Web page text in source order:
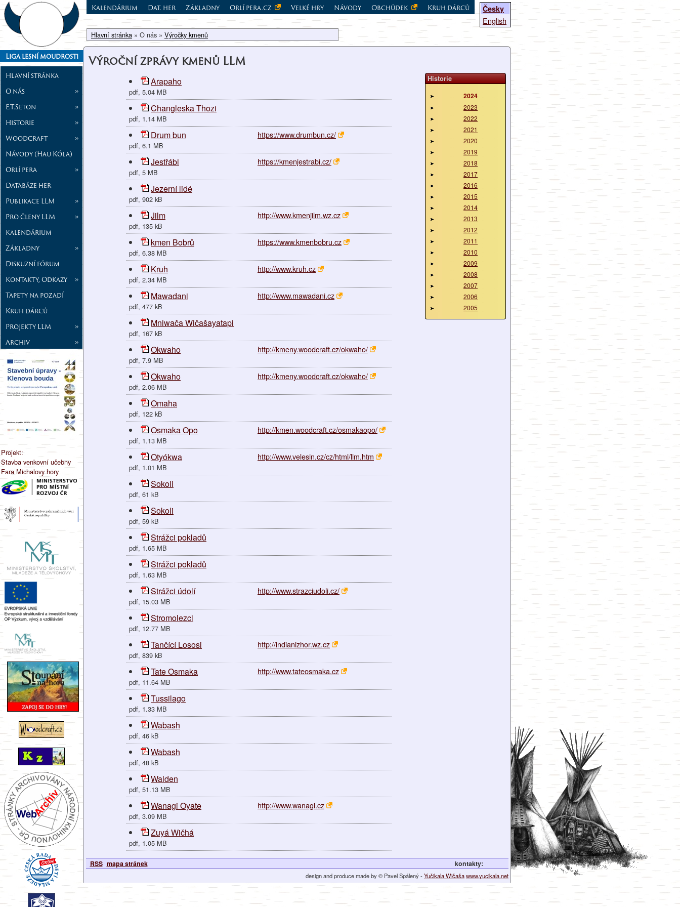
Liga lesní moudrosti
Hlavní stránka
O nás
»
E.T.Seton
»
Historie
»
Woodcraft
»
Návody (Hau Kóla)
Orlí pera
»
Databáze her
Publikace LLM
»
Pro členy LLM
»
Kalendárium
Základny
»
Diskuzní fórum
Kontakty, Odkazy
»
Tapety na pozadí
Kruh dárců
Projekty LLM
»
Archiv
»
Projekt:
Stavba venkovní učebny
Fara Michalovy hory
Česky
English
Kalendárium Dat. her Základny Orlí pera.cz Velké hry Návody Obchůdek Kruh dárců
Hlavní stránka » O nás » Výročky kmenů
Výroční zprávy kmenů LLM
Historie
2024
2023
2022
2021
2020
2019
2018
2017
2016
2015
2014
2013
2012
2011
2010
2009
2008
2007
2006
2005
Arapaho
pdf, 5.04 MB
Changleska Thozi
pdf, 1.14 MB
Drum bun https://www.drumbun.cz/
pdf, 6.1 MB
Jestřábi https://kmenjestrabi.cz/
pdf, 5 MB
Jezerní lidé
pdf, 902 kB
Jilm http://www.kmenjilm.wz.cz
pdf, 135 kB
kmen Bobrů https://www.kmenbobru.cz
pdf, 6.38 MB
Kruh http://www.kruh.cz
pdf, 2.34 MB
Mawadani http://www.mawadani.cz
pdf, 477 kB
Mniwača Wičašayatapi
pdf, 167 kB
Okwaho http://kmeny.woodcraft.cz/okwaho/
pdf, 7.9 MB
Okwaho http://kmeny.woodcraft.cz/okwaho/
pdf, 2.06 MB
Omaha
pdf, 122 kB
Osmaka Opo http://kmen.woodcraft.cz/osmakaopo/
pdf, 1.13 MB
Otyókwa http://www.velesin.cz/cz/html/llm.htm
pdf, 1.01 MB
Sokoli
pdf, 61 kB
Sokoli
pdf, 59 kB
Strážci pokladů
pdf, 1.65 MB
Strážci pokladů
pdf, 1.63 MB
Strážci údolí http://www.strazciudoli.cz/
pdf, 15.03 MB
Stromolezci
pdf, 12.77 MB
Tančící Lososi http://indianizhor.wz.cz
pdf, 839 kB
Tate Osmaka http://www.tateosmaka.cz
pdf, 11.64 MB
Tussilago
pdf, 1.33 MB
Wabash
pdf, 46 kB
Wabash
pdf, 48 kB
Walden
pdf, 51.13 MB
Wanagi Oyate http://www.wanagi.cz
pdf, 3.09 MB
Zuyá Wičhá
pdf, 1.05 MB
RSS mapa stránek kontakty:
design and produce made by © Pavel Spálený -Yučikala Wičašawww.yucikala.net